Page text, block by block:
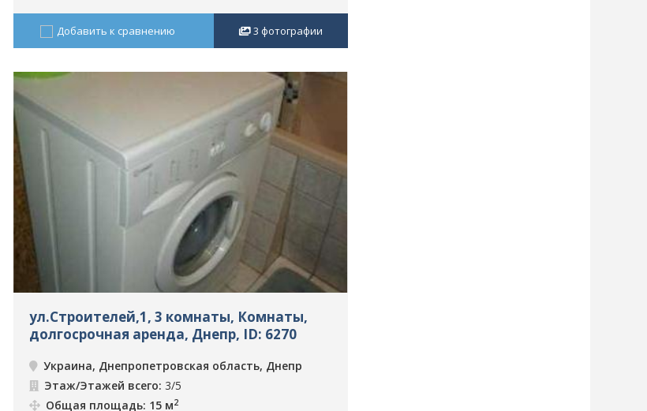
Добавить к сравнению 3 фотографии
ул.Строителей,1, 3 комнаты, Комнаты,
долгосрочная аренда, Днепр, ID: 6270
Украина, Днепропетровская область, Днепр
Этаж/Этажей всего: 3/5
Общая площадь: 15 м2